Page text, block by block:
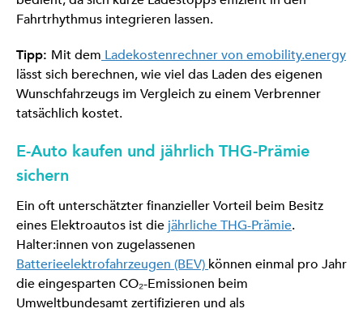
Fahrtrhythmus integrieren lassen.
Tipp: Mit dem Ladekostenrechner von emobility.energy
lässt sich berechnen, wie viel das Laden des eigenen
Wunschfahrzeugs im Vergleich zu einem Verbrenner
tatsächlich kostet.
E-Auto kaufen und jährlich THG-Prämie
sichern
Ein oft unterschätzter finanzieller Vorteil beim Besitz
eines Elektroautos ist die jährliche THG-Prämie.
Halter:innen von zugelassenen
Batterieelektrofahrzeugen (BEV) können einmal pro Jahr
die eingesparten CO₂-Emissionen beim
Umweltbundesamt zertifizieren und als